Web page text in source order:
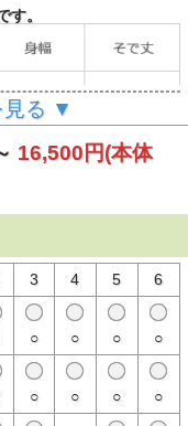
。
見る ▼
16,500円(本体
3 4 5 6
○ ○ ○ ○
○ ○ ○ ○